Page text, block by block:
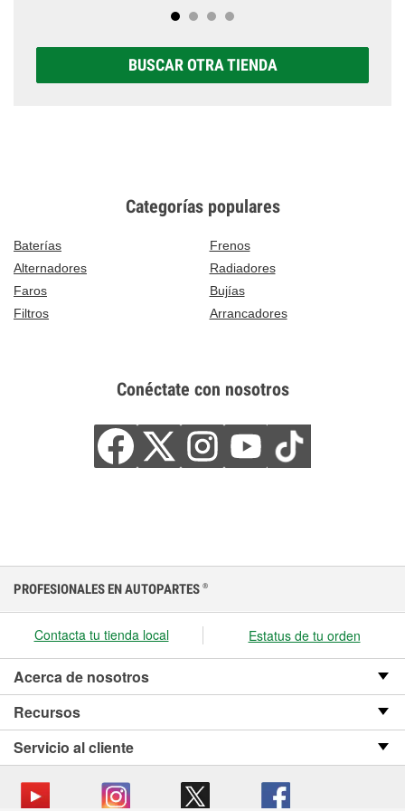
BUSCAR OTRA TIENDA
Categorías populares
Baterías
Frenos
Alternadores
Radiadores
Faros
Bujías
Filtros
Arrancadores
Conéctate con nosotros
PROFESIONALES EN AUTOPARTES ®
Contacta tu tienda local Estatus de tu orden
Acerca de nosotros
Recursos
Servicio al cliente